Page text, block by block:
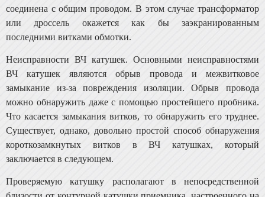
соединена с общим проводом. В этом случае тран­сформатор
или дроссель окажется как бы заэкранированным
последними витками обмотки.
Неисправности ВЧ катушек. Основными неисправно­стями
ВЧ катушек являются обрыв провода и межвитковое
замыкание из-за повреждения изоляции. Обрыв про­вода
можно обнаружить даже с помощью простейшего пробника.
Что касается замыкания витков, то обнару­жить его труднее.
Существует, однако, довольно простой способ обнаружения
короткозамкнутых витков в ВЧ ка­тушках, который
заключается в следующем.
Проверяемую катушку располагают в непосредствен­ной